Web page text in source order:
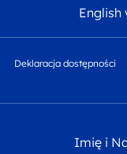
English
Deklaracja dostępności
Imię i